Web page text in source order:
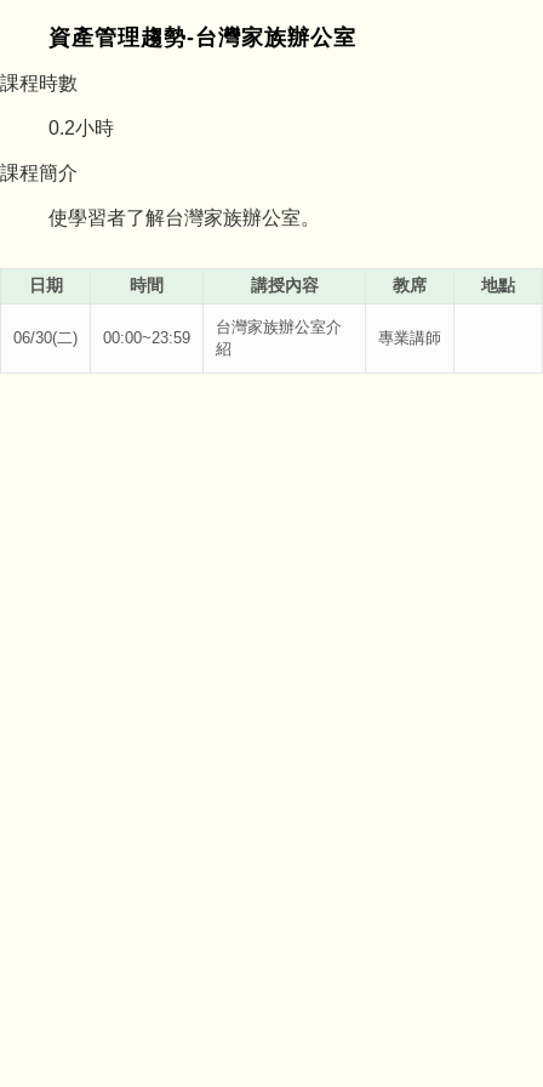
資產管理趨勢-台灣家族辦公室
課程時數
0.2小時
課程簡介
使學習者了解台灣家族辦公室。
日期 時間 講授內容 教席 地點
06/30(二) 00:00~23:59
台灣家族辦公室介
紹
專業講師